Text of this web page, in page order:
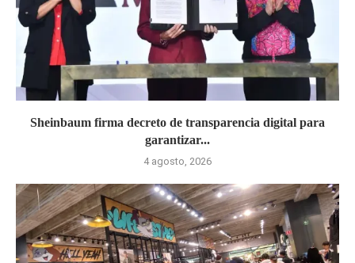
Sheinbaum firma decreto de transparencia digital para
garantizar...
4 agosto, 2026